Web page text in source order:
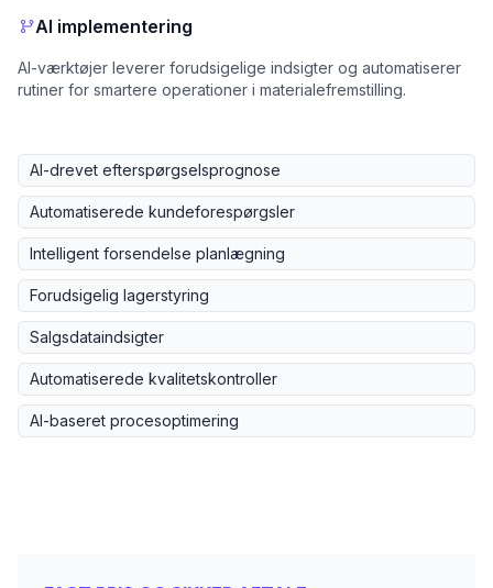
AI implementering
AI-værktøjer leverer forudsigelige indsigter og automatiserer
rutiner for smartere operationer i materialefremstilling.
AI-drevet efterspørgselsprognose
Automatiserede kundeforespørgsler
Intelligent forsendelse planlægning
Forudsigelig lagerstyring
Salgsdataindsigter
Automatiserede kvalitetskontroller
AI-baseret procesoptimering